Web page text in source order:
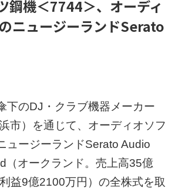
鋼機＜7744＞、オーディ
ニュージーランドSerato
下のDJ・クラブ機器メーカー
市）を通じて、オーディオソフ
ュージーランドSerato Audio
（オークランド。売上高35億
益9億2100万円）の全株式を取